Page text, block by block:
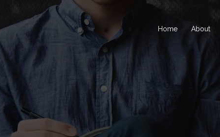
Home About